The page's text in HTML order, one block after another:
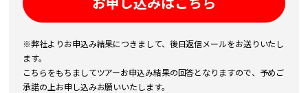
※弊社よりお申込み結果につきまして、後日返信メールをお送りいたし
ます。
こちらをもちましてツアーお申込み結果の回答となりますので、予めご
承諾の上お申し込みお願いいたします。